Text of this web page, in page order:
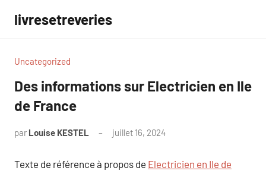
contenu
livresetreveries
Uncategorized
Des informations sur Electricien en Ile
de France
par Louise KESTEL juillet 16, 2024
Texte de référence à propos de Electricien en Ile de